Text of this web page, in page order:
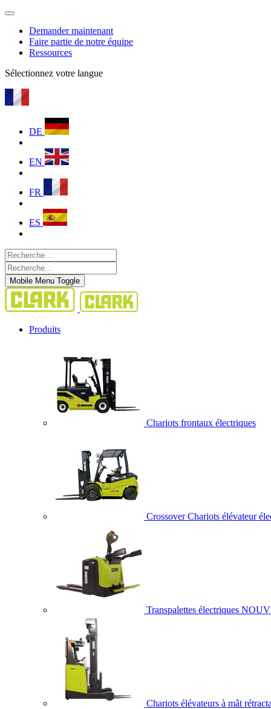
Demander maintenant
Faire partie de notre équipe
Ressources
Sélectionnez votre langue
DE
EN
FR
ES
Mobile Menu Toggle
Produits
Chariots frontaux électriques
Crossover Chariots élévateur
Transpalettes électriques
Chariots élévateurs à mât